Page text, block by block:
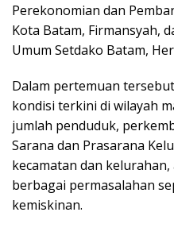
Perekonomian dan
Kota Batam, Firmansyah,
Umum Setdako Batam,
Dalam pertemuan
kondisi terkini di wilayah
jumlah penduduk,
Sarana dan Prasarana
kecamatan dan
berbagai permasalahan
kemiskinan.